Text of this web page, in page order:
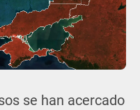
se han acercado